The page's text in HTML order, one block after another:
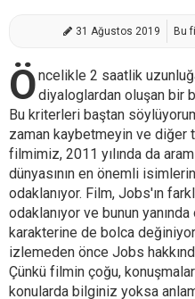
31 Ağustos 2019 Bu
Öncelikle 2 saatlik
diyaloglardan oluşan bir
Bu kriterleri baştan
zaman kaybetmeyin ve diğer
filmimiz, 2011 yılında da
dünyasının en önemli
odaklanıyor. Film, Jobs'ın
odaklanıyor ve bunun
karakterine de bolca
izlemeden önce Jobs
Çünkü filmin çoğu,
konularda bilginiz yoksa